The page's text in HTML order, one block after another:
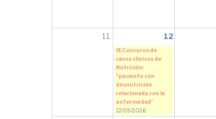
11 12
IX Concurso de
casos clínicos de
Nutrición:
"paciente con
desnutrición
relacionada con la
enfermedad"
12/05/2026